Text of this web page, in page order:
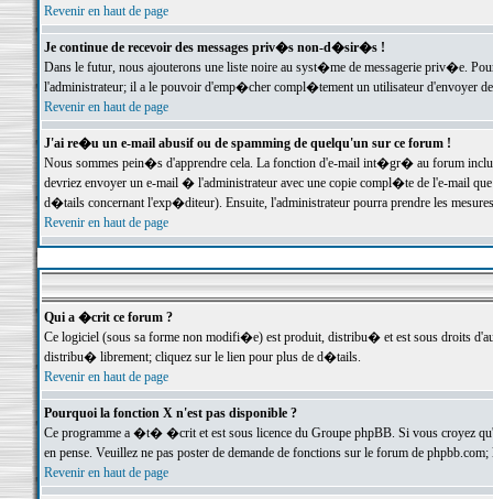
Revenir en haut de page
Je continue de recevoir des messages priv�s non-d�sir�s !
Dans le futur, nous ajouterons une liste noire au syst�me de messagerie priv�e.
l'administrateur; il a le pouvoir d'emp�cher compl�tement un utilisateur d'envoyer
Revenir en haut de page
J'ai re�u un e-mail abusif ou de spamming de quelqu'un sur ce forum !
Nous sommes pein�s d'apprendre cela. La fonction d'e-mail int�gr� au forum inclut
devriez envoyer un e-mail � l'administrateur avec une copie compl�te de l'e-mail
d�tails concernant l'exp�diteur). Ensuite, l'administrateur pourra prendre les
Revenir en haut de page
Qui a �crit ce forum ?
Ce logiciel (sous sa forme non modifi�e) est produit, distribu� et est sous droits
distribu� librement; cliquez sur le lien pour plus de d�tails.
Revenir en haut de page
Pourquoi la fonction X n'est pas disponible ?
Ce programme a �t� �crit et est sous licence du Groupe phpBB. Si vous croyez
en pense. Veuillez ne pas poster de demande de fonctions sur le forum de
Revenir en haut de page